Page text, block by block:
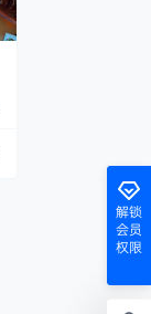
解锁
会员
权限